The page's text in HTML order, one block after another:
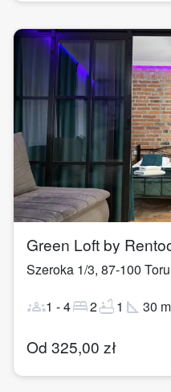
Green Loft by
Szeroka 1/3, 87-100
groups1 -4bed2bathtub1 square_foot 30
Od 325,00 zł